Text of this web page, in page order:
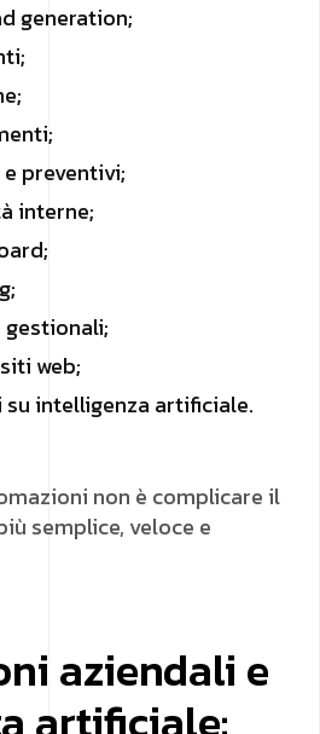
generation;
preventivi;
interne;
gestionali;
web;
intelligenza artificiale.
non è complicare il
semplice, veloce e
aziendali e